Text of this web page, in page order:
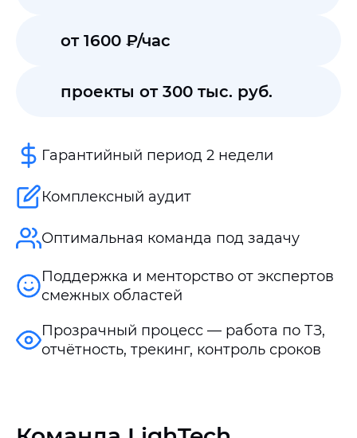
от 1600 ₽/час
проекты от 300 тыс. руб.
Гарантийный период 2 недели
Комплексный аудит
Оптимальная команда под задачу
Поддержка и менторство от экспертов
смежных областей
Прозрачный процесс — работа по ТЗ,
отчётность, трекинг, контроль сроков